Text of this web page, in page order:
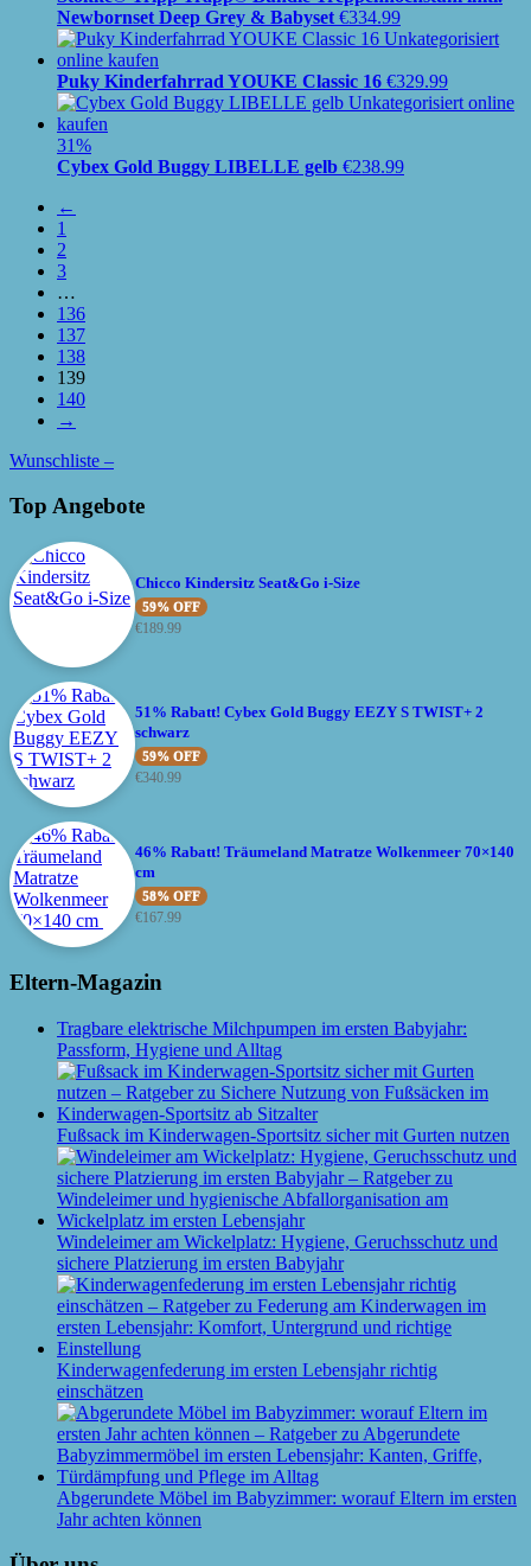
Newbornset Deep Grey & Babyset €334.99
Puky Kinderfahrrad YOUKE Classic 16 €329.99
31%
Cybex Gold Buggy LIBELLE gelb €238.99
←
1
2
3
…
136
137
138
139
140
→
Wunschliste –
Top Angebote
Chicco Kindersitz Seat&Go i-Size
59% OFF
€189.99
51% Rabatt! Cybex Gold Buggy EEZY S TWIST+ 2
schwarz
59% OFF
€340.99
46% Rabatt! Träumeland Matratze Wolkenmeer 70×140
cm
58% OFF
€167.99
Eltern-Magazin
Tragbare elektrische Milchpumpen im ersten Babyjahr:
Passform, Hygiene und Alltag
Fußsack im Kinderwagen-Sportsitz sicher mit Gurten nutzen
Windeleimer am Wickelplatz: Hygiene, Geruchsschutz und
sichere Platzierung im ersten Babyjahr
Kinderwagenfederung im ersten Lebensjahr richtig
einschätzen
Abgerundete Möbel im Babyzimmer: worauf Eltern im ersten
Jahr achten können